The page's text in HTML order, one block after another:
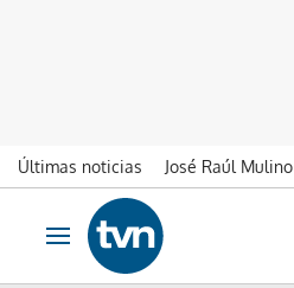
Últimas noticias José Raúl Mulino
Ir al contenido
Obrir navegació